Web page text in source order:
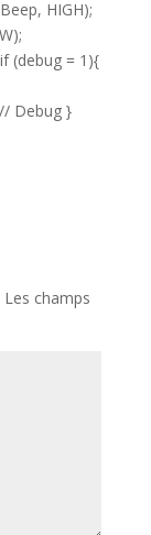
Les champs